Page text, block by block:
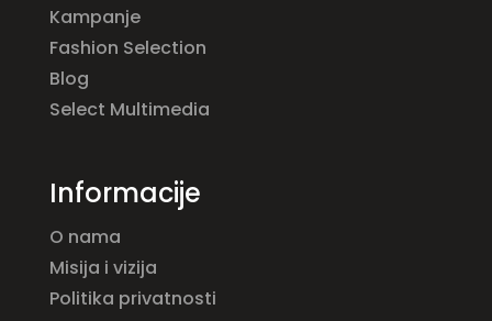
Kampanje
Fashion Selection
Blog
Select Multimedia
Informacije
O nama
Misija i vizija
Politika privatnosti